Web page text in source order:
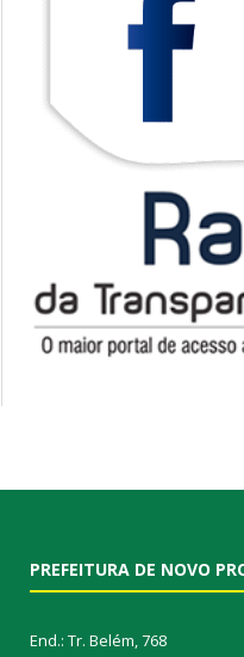
PREFEITURA DE NOVO
End.: Tr. Belém, 768